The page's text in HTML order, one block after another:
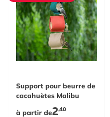
Support pour beurre de
cacahuètes Malibu
à partir de2,40